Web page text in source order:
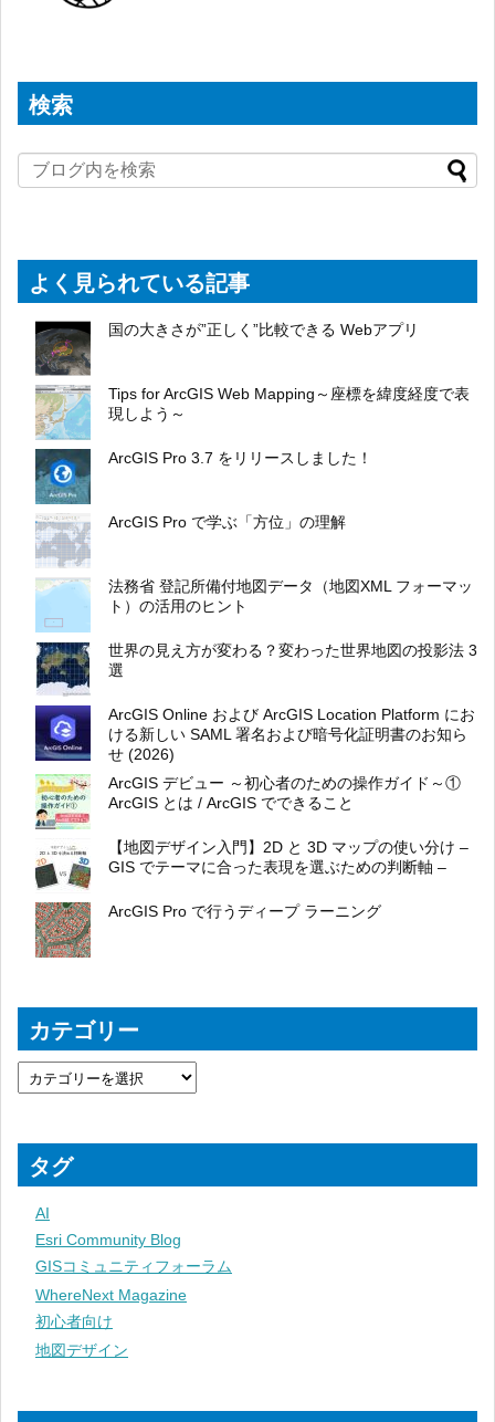
検索
よく見られている記事
国の大きさが”正しく”比較できる Webアプリ
Tips for ArcGIS Web Mapping～座標を緯度経度で表
現しよう～
ArcGIS Pro 3.7 をリリースしました！
ArcGIS Pro で学ぶ「方位」の理解
法務省 登記所備付地図データ（地図XML フォーマッ
ト）の活用のヒント
世界の見え方が変わる？変わった世界地図の投影法 3
選
ArcGIS Online および ArcGIS Location Platform にお
ける新しい SAML 署名および暗号化証明書のお知ら
せ (2026)
ArcGIS デビュー ～初心者のための操作ガイド～①
ArcGIS とは / ArcGIS でできること
【地図デザイン入門】2D と 3D マップの使い分け –
GIS でテーマに合った表現を選ぶための判断軸 –
ArcGIS Pro で行うディープ ラーニング
カテゴリー
タグ
AI
Esri Community Blog
GISコミュニティフォーラム
WhereNext Magazine
初心者向け
地図デザイン